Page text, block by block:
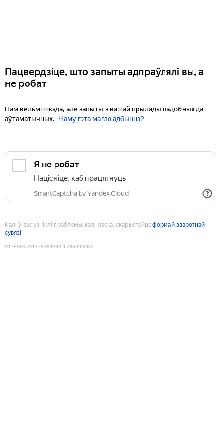
Пацвердзіце, што запыты адпраўлялі вы, а
не робат
Нам вельмі шкада, але запыты з вашай прылады падобныя да
аўтаматычных.
Чаму гэта магло адбыцца?
Я не робат
Націсніце, каб працягнуць
SmartCaptcha by Yandex Cloud
Калі ў вас узніклі праблемы, калі ласка, скарыстайцеформай зваротнай
сувязі
9175903791475351430:1785999063